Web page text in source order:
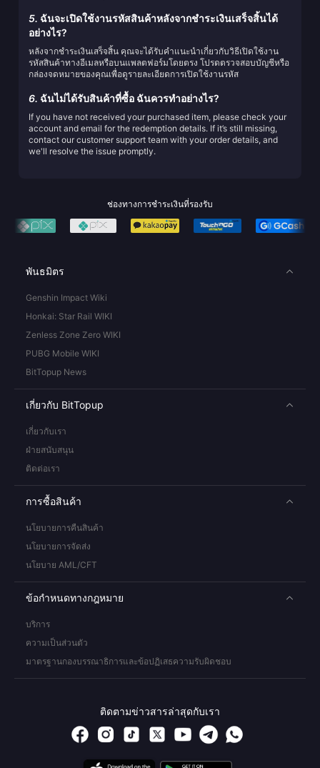
5. ฉันจะเปิดใช้งานรหัสสินค้าหลังจากชำระเงินเสร็จสิ้นได้
อย่างไร?
หลังจากชำระเงินเสร็จสิ้น คุณจะได้รับคำแนะนำเกี่ยวกับวิธีเปิดใช้งาน
รหัสสินค้าทางอีเมลหรือบนแพลตฟอร์มโดยตรง โปรดตรวจสอบบัญชีหรือ
กล่องจดหมายของคุณเพื่อดูรายละเอียดการเปิดใช้งานรหัส
6. ฉันไม่ได้รับสินค้าที่ซื้อ ฉันควรทำอย่างไร?
If you have not received your purchased item, please check your
account and email for the redemption details. If it’s still missing,
contact our customer support team with your order details, and
we'll resolve the issue promptly.
ช่องทางการชำระเงินที่รองรับ
พันธมิตร
Genshin Impact Wiki
Honkai: Star Rail WIKI
Zenless Zone Zero WIKI
PUBG Mobile WIKI
BitTopup News
เกี่ยวกับ BitTopup
เกี่ยวกับเรา
ฝ่ายสนับสนุน
ติดต่อเรา
การซื้อสินค้า
นโยบายการคืนสินค้า
นโยบายการจัดส่ง
นโยบาย AML/CFT
ข้อกำหนดทางกฎหมาย
บริการ
ความเป็นส่วนตัว
มาตรฐานกองบรรณาธิการและข้อปฏิเสธความรับผิดชอบ
ติดตามข่าวสารล่าสุดกับเรา